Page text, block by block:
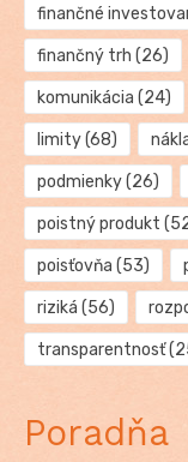
finančné
finančný trh (26)
komunikácia (24)
limity(68)
podmienky(26)
poistný produkt
poisťovňa (53)
riziká (56)
transparentnosť
Poradňa